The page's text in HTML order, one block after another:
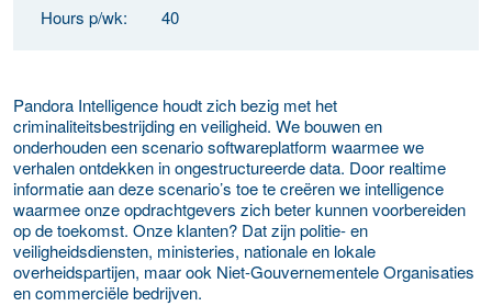
Hours p/wk:
40
Pandora Intelligence houdt zich bezig met het
criminaliteitsbestrijding en veiligheid. We bouwen en
onderhouden een scenario softwareplatform waarmee we
verhalen ontdekken in ongestructureerde data. Door realtime
informatie aan deze scenario’s toe te creëren we intelligence
waarmee onze opdrachtgevers zich beter kunnen voorbereiden
op de toekomst. Onze klanten? Dat zijn politie- en
veiligheidsdiensten, ministeries, nationale en lokale
overheidspartijen, maar ook Niet-Gouvernementele Organisaties
en commerciële bedrijven.